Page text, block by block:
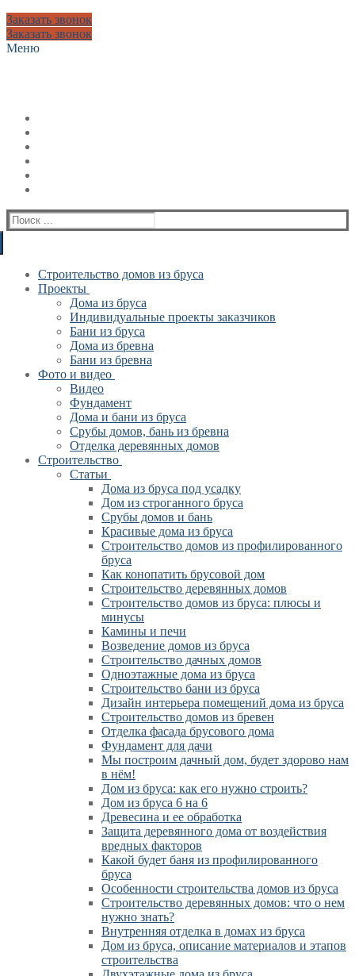
Заказать звонок
Заказать звонок
Меню
Искать:
Строительство домов из бруса
Проекты
Дома из бруса
Индивидуальные проекты заказчиков
Бани из бруса
Дома из бревна
Бани из бревна
Фото и видео
Видео
Фундамент
Дома и бани из бруса
Срубы домов, бань из бревна
Отделка деревянных домов
Строительство
Статьи
Дома из бруса под усадку
Дом из строганного бруса
Срубы домов и бань
Красивые дома из бруса
Строительство домов из профилированного
бруса
Как конопатить брусовой дом
Строительство деревянных домов
Строительство домов из бруса: плюсы и
минусы
Камины и печи
Возведение домов из бруса
Cтроительство дачных домов
Одноэтажные дома из бруса
Строительство бани из бруса
Дизайн интерьера помещений дома из бруса
Строительство домов из бревен
Отделка фасада брусового дома
Фундамент для дачи
Мы построим дачный дом, будет здорово нам
в нём!
Дом из бруса: как его нужно строить?
Дом из бруса 6 на 6
Древесина и ее обработка
Защита деревянного дома от воздействия
вредных факторов
Какой будет баня из профилированного
бруса
Особенности строительства домов из бруса
Строительство деревянных домов: что о нем
нужно знать?
Внутренняя отделка в домах из бруса
Дом из бруса, описание материалов и этапов
строительства